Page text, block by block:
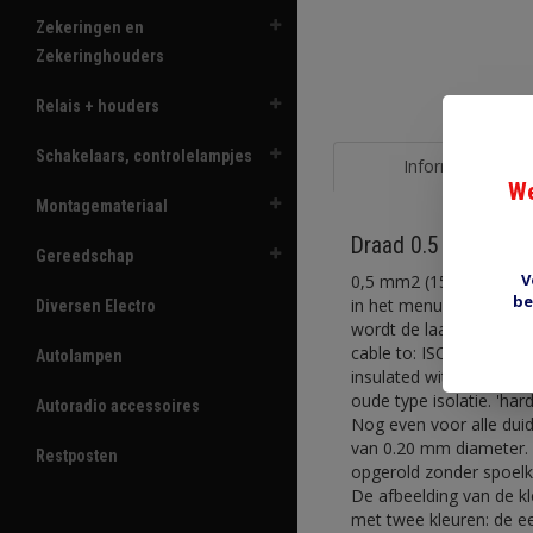
Zekeringen en
Zekeringhouders
Relais + houders
Schakelaars, controlelampjes
Montagemateriaal
Gereedschap
Diversen Electro
Autolampen
Autoradio accessoires
Restposten
Informatie
Draad 0.5 mm2
0,5 mm2 (15/0.20)
in het menu).
wordt de laatste 20
cable to:
insulated with hard
oude type isolatie.
Nog even voor alle
van 0.20 mm
opgerold zonder
De afbeelding van de
met twee kleuren: de